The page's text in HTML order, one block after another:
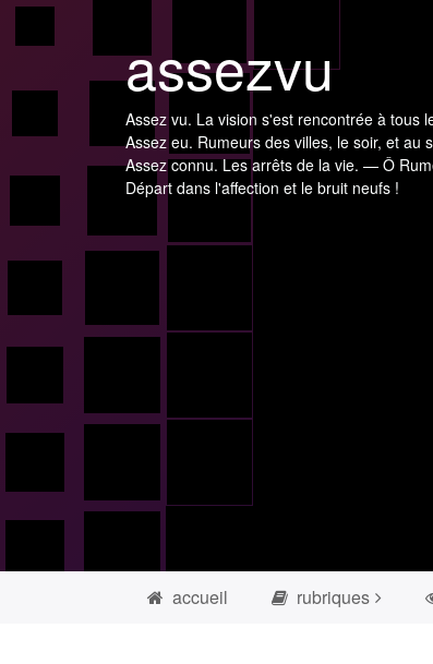
assezvu
Assez vu. La vision s'est rencontrée à tous
Assez eu. Rumeurs des villes, le soir, et au
Assez connu. Les arrêts de la vie. — Ô
Départ dans l'affection et le bruit neufs !
accueil rubriques